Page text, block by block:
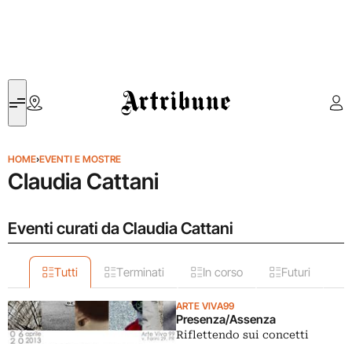
Artribune
HOME›EVENTI E MOSTRE
Claudia Cattani
Eventi curati da Claudia Cattani
Tutti Terminati In corso Futuri
ARTE VIVA99
Presenza/Assenza
Riflettendo sui concetti